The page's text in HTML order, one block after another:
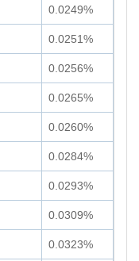
0.0249%
0.0251%
0.0256%
0.0265%
0.0260%
0.0284%
0.0293%
0.0309%
0.0323%